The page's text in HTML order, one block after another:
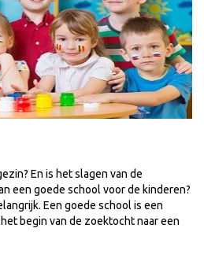
En is het slagen van de
een goede school voor de kinderen?
Een goede school is een
begin van de zoektocht naar een